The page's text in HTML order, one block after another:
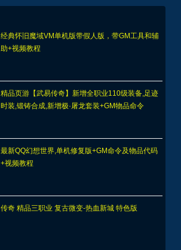
经典怀旧魔域VM单机版带假人版，带GM工具和辅
助+视频教程
精品页游【武易传奇】新增全职业110级装备,足迹
时装,锻铸合成,新增极·屠龙套装+GM物品命令
最新QQ幻想世界,单机修复版+GM命令及物品代码
+视频教程
传奇 精品三职业 复古微变-热血新城 特色版